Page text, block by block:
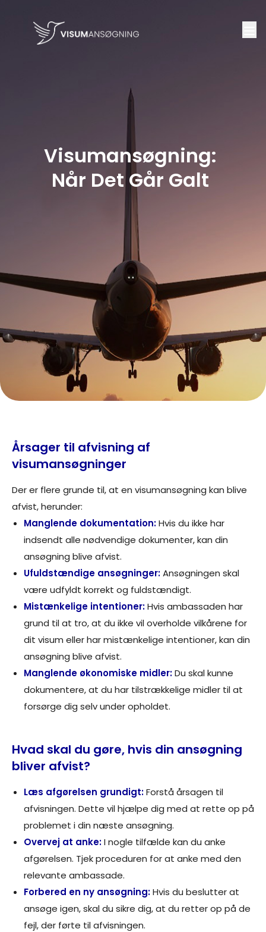
Visumansøgning:
Når Det Går Galt
Årsager til afvisning af
visumansøgninger
Der er flere grunde til, at en visumansøgning kan blive
afvist, herunder:
Manglende dokumentation:Hvis du ikke har
indsendt alle nødvendige dokumenter, kan din
ansøgning blive afvist.
Ufuldstændige ansøgninger:Ansøgningen skal
være udfyldt korrekt og fuldstændigt.
Mistænkelige intentioner:Hvis ambassaden har
grund til at tro, at du ikke vil overholde vilkårene for
dit visum eller har mistænkelige intentioner, kan din
ansøgning blive afvist.
Manglende økonomiske midler:Du skal kunne
dokumentere, at du har tilstrækkelige midler til at
forsørge dig selv under opholdet.
Hvad skal du gøre, hvis din ansøgning
bliver afvist?
Læs afgørelsen grundigt:Forstå årsagen til
afvisningen. Dette vil hjælpe dig med at rette op på
problemet i din næste ansøgning.
Overvej at anke:I nogle tilfælde kan du anke
afgørelsen. Tjek proceduren for at anke med den
relevante ambassade.
Forbered en ny ansøgning:Hvis du beslutter at
ansøge igen, skal du sikre dig, at du retter op på de
fejl, der førte til afvisningen.